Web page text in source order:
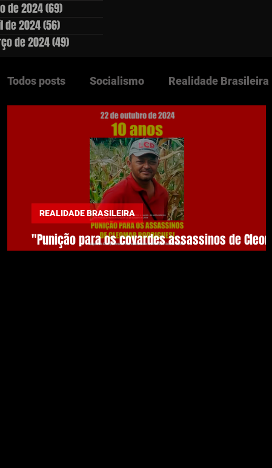
de 2024(69)
de 2024(56)
de 2024(49)
Todos posts Socialismo Realidade Brasileira
Questão Agrária Lutas Populares
Países Socialistas
DESTAQUES
"Punição para os covardes assassinos de
REALIDADE BRASILEIRA